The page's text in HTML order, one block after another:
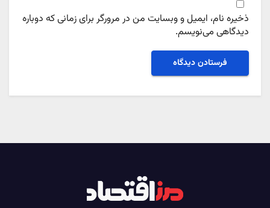
ذخیره نام، ایمیل و وبسایت من در مرورگر برای زمانی که دوباره
دیدگاهی می‌نویسم.